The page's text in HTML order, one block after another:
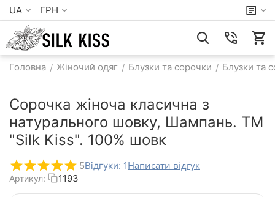
UA ГРН
Головна / Жіночий одяг / Блузки та сорочки / Блузки та
Сорочка жіноча класична з
натурального шовку, Шампань. TM
"Silk Kiss". 100% шовк
5Відгуки: 1Написати відгук
Артикул: 1193